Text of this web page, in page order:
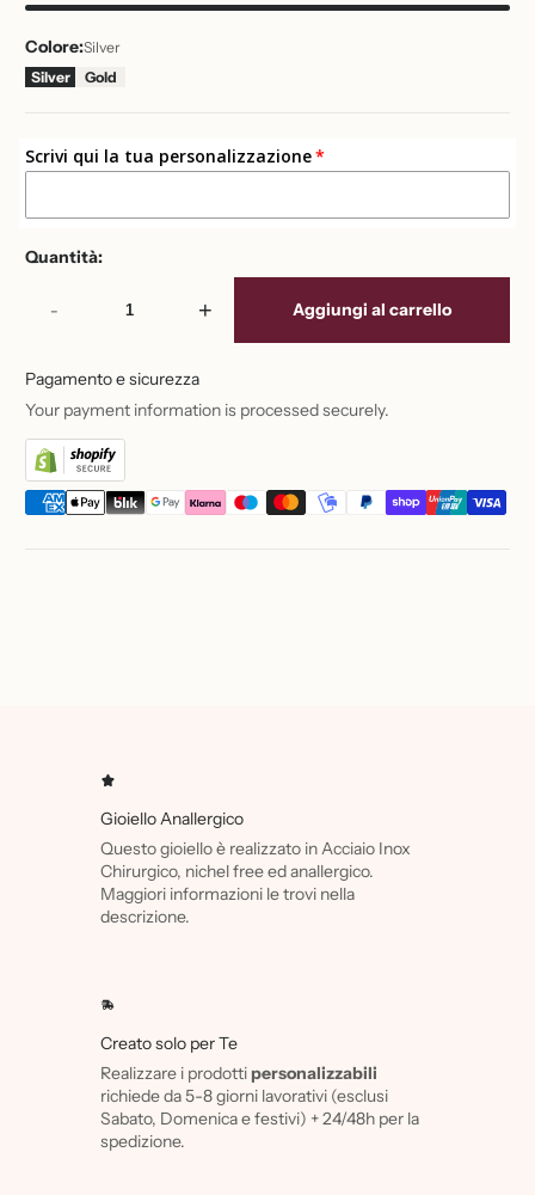
Colore:Silver
Silver
Gold
Scrivi qui la tua personalizzazione
Quantità:
- + Aggiungi al carrello
Pagamento e sicurezza
Your payment information is processed securely.
Gioiello Anallergico
Questo gioiello è realizzato in Acciaio Inox
Chirurgico, nichel free ed anallergico.
Maggiori informazioni le trovi nella
descrizione.
Creato solo per Te
Realizzare i prodottipersonalizzabili
richiede da 5-8 giorni lavorativi (esclusi
Sabato, Domenica e festivi) + 24/48h per la
spedizione.